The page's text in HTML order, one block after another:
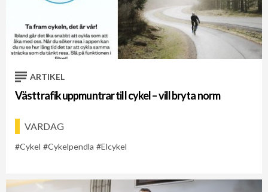
ARTIKEL
Västtrafik uppmuntrar till cykel – vill bryta norm
VARDAG
Cykel Cykelpendla Elcykel